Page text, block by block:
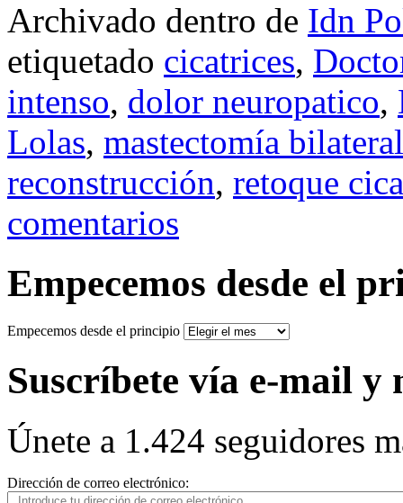
Archivado dentro de Idn
etiquetado cicatrices,
intenso, dolor neuropatico,
Lolas, mastectomía bilateral
reconstrucción, retoque
comentarios
Empecemos desde el
Empecemos desde el principio
Suscríbete vía e-mail y
Únete a 1.424 seguidores
Dirección de correo electrónico: